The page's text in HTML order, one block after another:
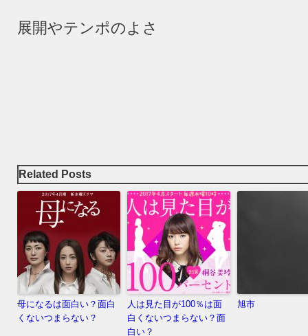
展開やテンポのよさ
Related Posts
母になるは面白い？面白
くないつまらない？
人は見た目が100％は面
白くないつまらない？面
白い？
旭市